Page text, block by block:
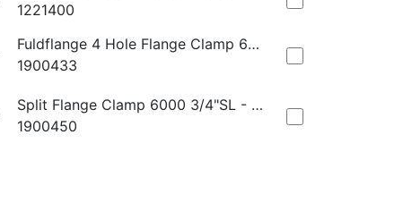
1221400
Fuldflange 4 Hole Flange Clamp 6000 3/4"SL - VHS-1200
1900433
Split Flange Clamp 6000 3/4"SL - FHS-1200
1900450